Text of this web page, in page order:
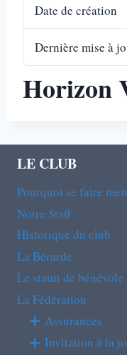
Date de création
Dernière mise à
Horizon
LE CLUB
Pourquoi se faire
Notre Staff
Historique du club
La Bérarde
Le statut de bénévole
La Fédération
Assurances
Invitation à la